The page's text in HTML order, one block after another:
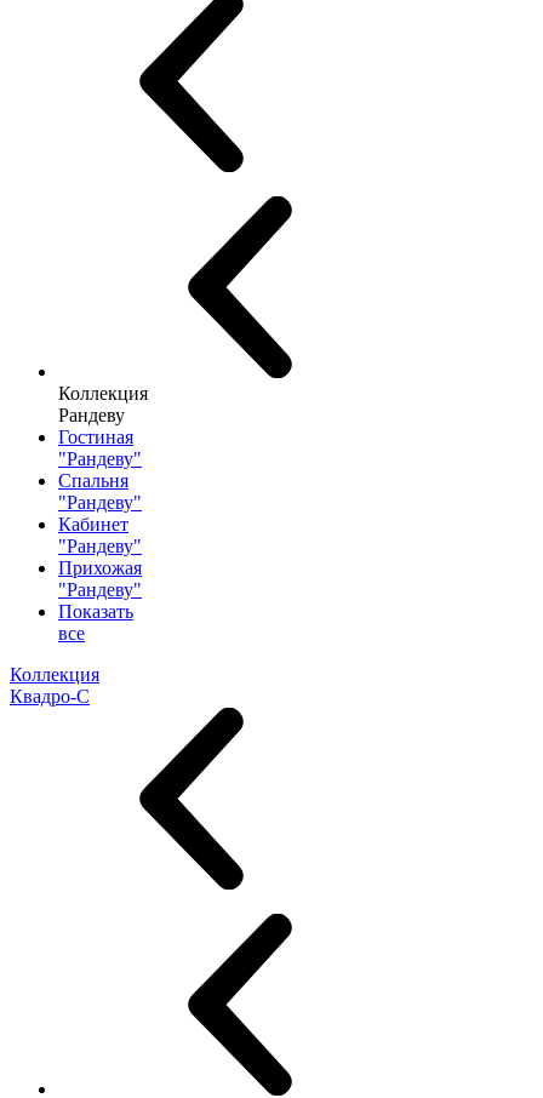
Коллекция
Рандеву
Гостиная
"Рандеву"
Спальня
"Рандеву"
Кабинет
"Рандеву"
Прихожая
"Рандеву"
Показать
все
Коллекция
Квадро-С